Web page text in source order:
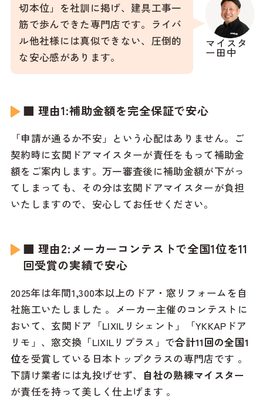
マイスタ
ー田中
切本位」を社訓に掲げ、建具工事一
筋で歩んできた専門店です。ライバ
ル他社様には真似できない、圧倒的
な安心感があります。
■ 理由1:補助金額を完全保証で安心
「申請が通るか不安」という心配はありません。ご
契約時に玄関ドアマイスターが責任をもって補助金
額をご案内します。万一審査後に補助金額が下がっ
てしまっても、その分は玄関ドアマイスターが負担
いたしますので、安心してお任せください。
■ 理由2:メーカーコンテストで全国1位を11
回受賞の実績で安心
2025年は年間1,300本以上のドア・窓リフォームを自
社施工いたしました 。メーカー主催のコンテストに
おいて、玄関ドア「LIXILリシェント」「YKKAPドア
リモ」、窓交換「LIXILリプラス」で合計11回の全国1
位を受賞している日本トップクラスの専門店です 。
下請け業者には丸投げせず、 自社の熟練マイスター
が責任を持って美しく仕上げます 。